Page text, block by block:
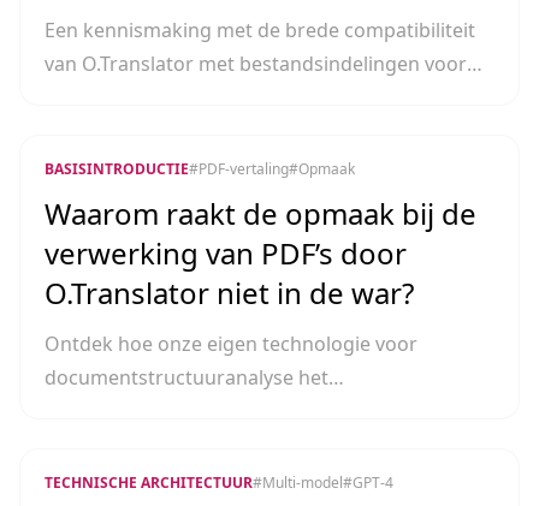
Een kennismaking met de brede compatibiliteit
van O.Translator met bestandsindelingen voor
BASISINTRODUCTIE#PDF-vertaling#Opmaak
Waarom raakt de opmaak bij de
verwerking van PDF’s door
O.Translator niet in de war?
Ontdek hoe onze eigen technologie voor
documentstructuuranalyse het
TECHNISCHE ARCHITECTUUR#Multi-model#GPT-4